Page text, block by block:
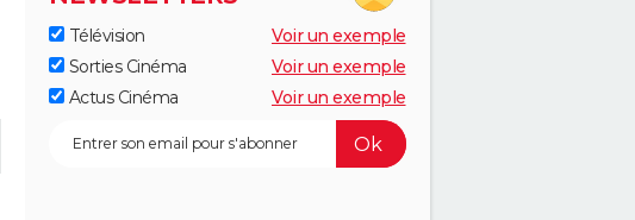
Télévision
Voir un exemple
Sorties Cinéma
Voir un exemple
Actus Cinéma
Voir un exemple